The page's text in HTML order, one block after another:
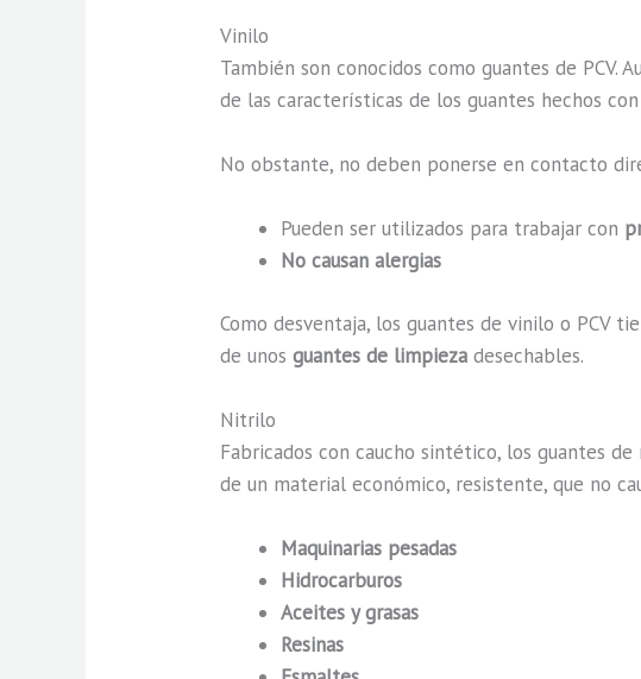
Vinilo
También son conocidos como guantes de PCV.
de las características de los guantes hechos
No obstante, no deben ponerse en contacto
Pueden ser utilizados para trabajar con
No causan alergias
Como desventaja, los guantes de vinilo o PCV
de unosguantes de limpieza desechables.
Nitrilo
Fabricados con caucho sintético, los guantes
de un material económico, resistente, que no
Maquinarias pesadas
Hidrocarburos
Aceites y grasas
Resinas